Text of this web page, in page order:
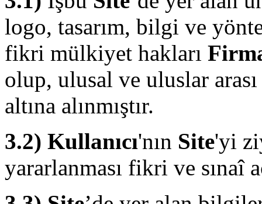
logo, tasarım, bilgi ve
fikri mülkiyet hakları
olup, ulusal ve uluslar
altına alınmıştır.
3.2) Kullanıcı'nın Site'yi
yararlanması fikri ve sınaî